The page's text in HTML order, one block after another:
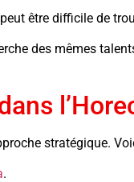
être difficile de
des mêmes
stratégique.
.